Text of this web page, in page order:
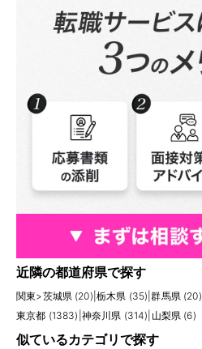
近隣の都道府県で探す
関東>茨城県 (20) 栃木県 (35) |群馬県 (20)
東京都 (1383) 神奈川県 (314) 山梨県 (6)
似ているカテゴリで探す